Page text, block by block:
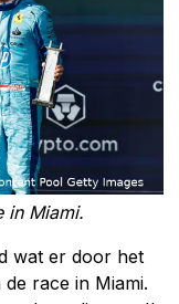
in Miami.
wat er door het
race in Miami.